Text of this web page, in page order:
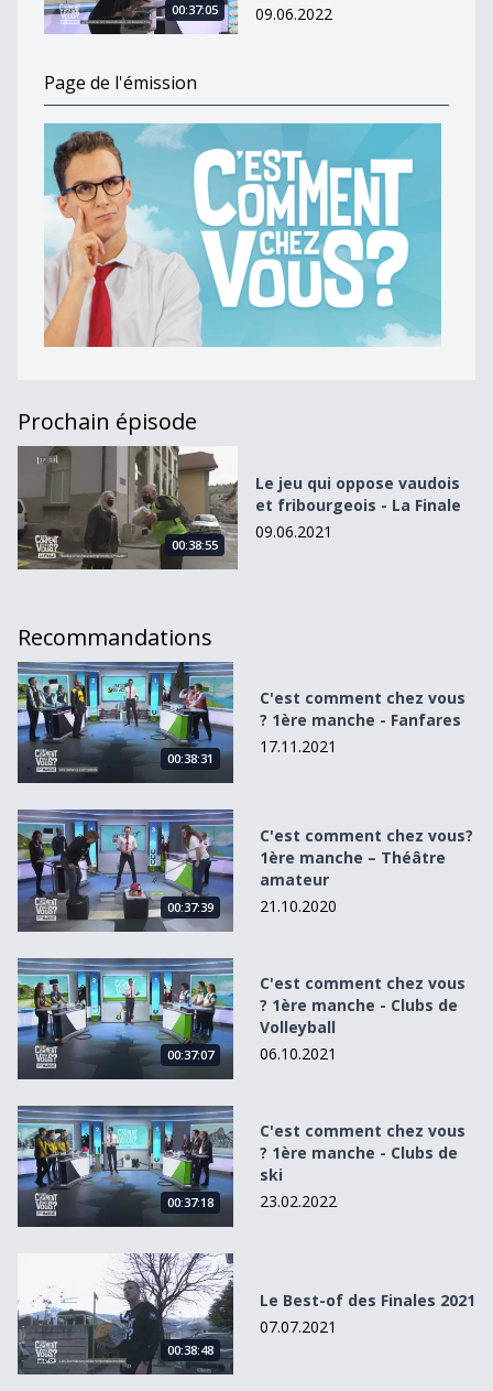
00:37:05
09.06.2022
Page de l'émission
Prochain épisode
Le jeu qui oppose vaudois et fribourgeois - La Finale
00:38:55
Le jeu qui oppose vaudois
et fribourgeois - La Finale
09.06.2021
Recommandations
C&#039;est comment chez vous ? 1ère manche - Fanfares
00:38:31
C'est comment chez vous
? 1ère manche - Fanfares
17.11.2021
C&#039;est comment chez vous? 1ère manche – Théâtre
00:37:39
C'est comment chez vous?
1ère manche – Théâtre
amateur
21.10.2020
C&#039;est comment chez vous ? 1ère manche - Clubs
00:37:07
C'est comment chez vous
? 1ère manche - Clubs de
Volleyball
06.10.2021
C&#039;est comment chez vous ? 1ère manche - Clubs de
00:37:18
C'est comment chez vous
? 1ère manche - Clubs de
ski
23.02.2022
Le Best-of des Finales 2021
00:38:48
Le Best-of des Finales 2021
07.07.2021